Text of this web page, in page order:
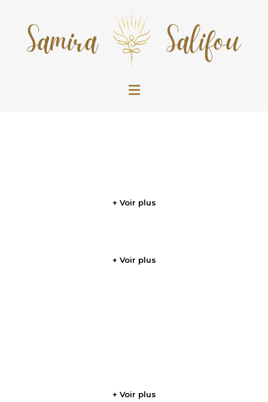
+ Voir plus
+ Voir plus
+ Voir plus